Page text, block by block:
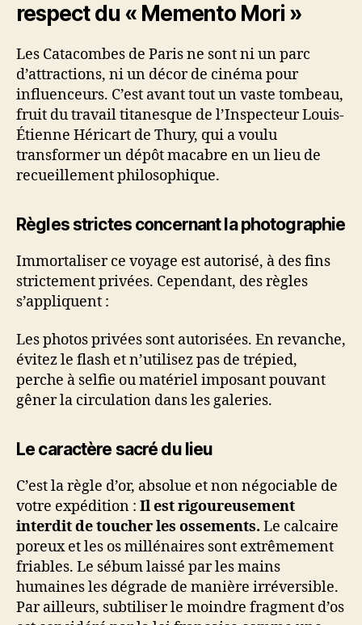
respect du « Memento Mori »
Les Catacombes de Paris ne sont ni un parc
d’attractions, ni un décor de cinéma pour
influenceurs. C’est avant tout un vaste tombeau,
fruit du travail titanesque de l’Inspecteur Louis-
Étienne Héricart de Thury, qui a voulu
transformer un dépôt macabre en un lieu de
recueillement philosophique.
Règles strictes concernant la photographie
Immortaliser ce voyage est autorisé, à des fins
strictement privées. Cependant, des règles
s’appliquent :
Les photos privées sont autorisées. En revanche,
évitez le flash et n’utilisez pas de trépied,
perche à selfie ou matériel imposant pouvant
gêner la circulation dans les galeries.
Le caractère sacré du lieu
C’est la règle d’or, absolue et non négociable de
votre expédition : Il est rigoureusement
interdit de toucher les ossements. Le calcaire
poreux et les os millénaires sont extrêmement
friables. Le sébum laissé par les mains
humaines les dégrade de manière irréversible.
Par ailleurs, subtiliser le moindre fragment d’os